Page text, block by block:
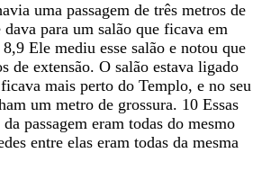
uma passagem de três metros de
dava para um salão que ficava em
8,9 Ele mediu esse salão e notou que
de extensão. O salão estava ligado
ficava mais perto do Templo, e no seu
um metro de grossura. 10 Essas
da passagem eram todas do mesmo
entre elas eram todas da mesma